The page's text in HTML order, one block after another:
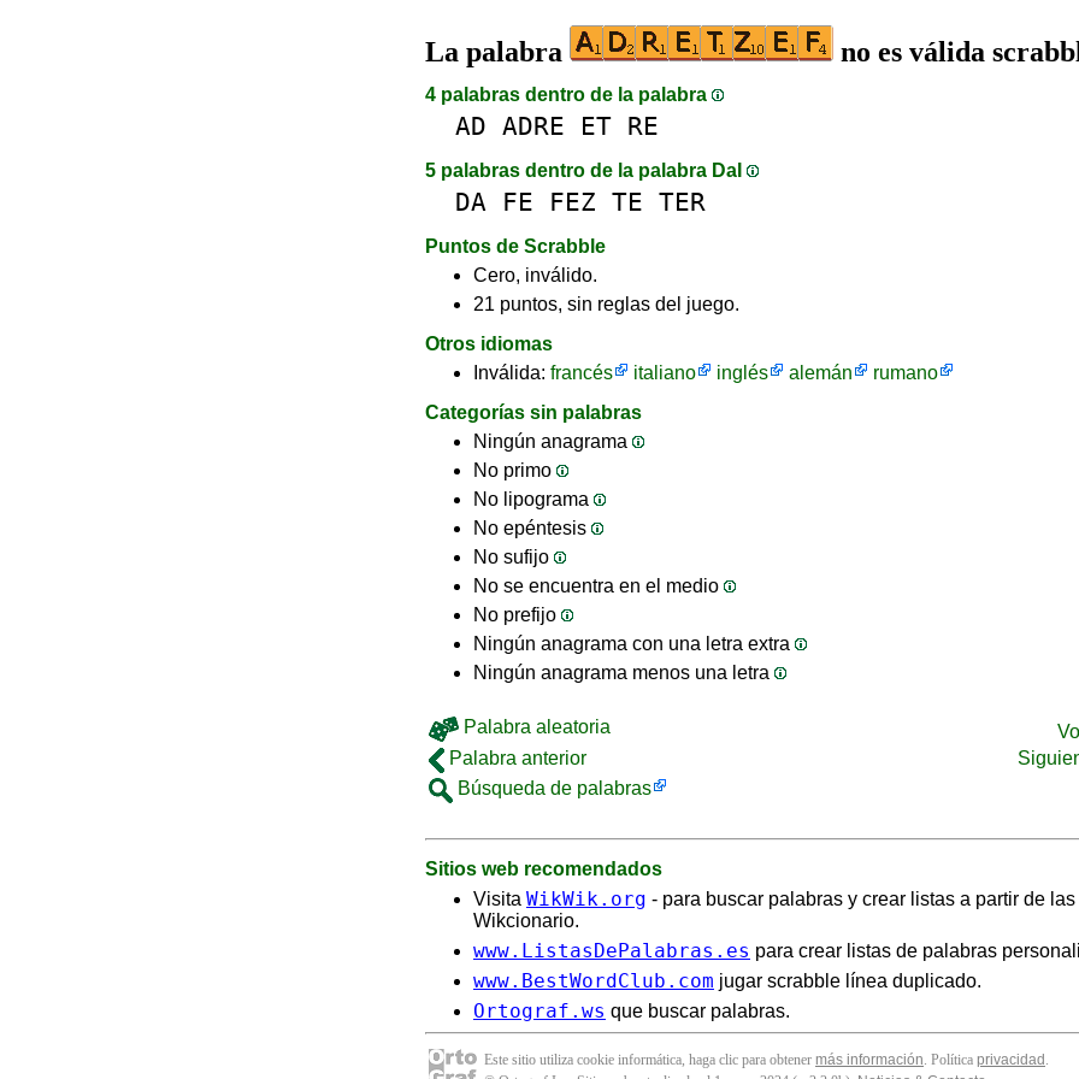
La palabra no es válida
4 palabras dentro de la palabra
AD ADRE ET RE
5 palabras dentro de la palabra DaI
DA FE FEZ TE TER
Puntos de Scrabble
Cero, inválido.
21 puntos, sin reglas del juego.
Otros idiomas
Inválida: francés italiano inglés alemán
rumano
Categorías sin palabras
Ningún anagrama
No primo
No lipograma
No epéntesis
No sufijo
No se encuentra en el medio
No prefijo
Ningún anagrama con una letra extra
Ningún anagrama menos una letra
Palabra aleatoria
Palabra anterior
Búsqueda de palabras
Sitios web recomendados
Visita WikWik.org - para buscar palabras y crear listas a partir de
Wikcionario.
www.ListasDePalabras.es para crear listas de palabras
www.BestWordClub.com jugar scrabble línea duplicado.
Ortograf.ws que buscar palabras.
Este sitio utiliza cookie informática, haga clic para obtener más información. Política privacidad .